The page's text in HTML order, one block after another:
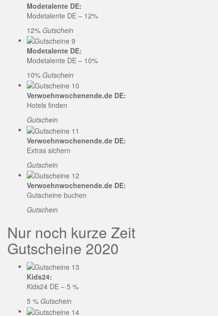
Modetalente DE:
Modetalente DE – 12%
12% Gutschein
Modetalente DE:
Modetalente DE – 10%
10% Gutschein
Verwoehnwochenende.de DE:
Hotels finden
Gutschein
Verwoehnwochenende.de DE:
Extras sichern
Gutschein
Verwoehnwochenende.de DE:
Gutscheine buchen
Gutschein
Nur noch kurze Zeit
Gutscheine 2020
Kids24:
Kids24 DE – 5 %
5 % Gutschein